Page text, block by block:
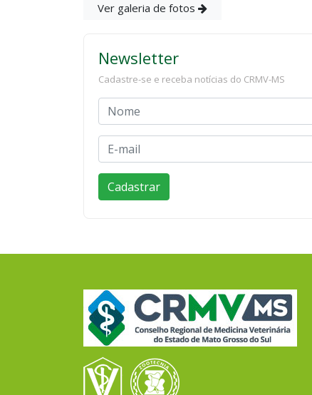
Ver galeria de fotos
Newsletter
Cadastre-se e receba notícias do CRMV-MS